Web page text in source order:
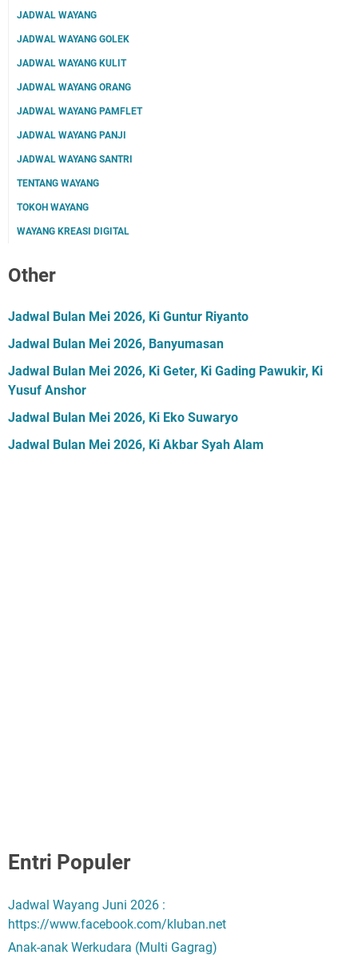
JADWAL WAYANG
JADWAL WAYANG GOLEK
JADWAL WAYANG KULIT
JADWAL WAYANG ORANG
JADWAL WAYANG PAMFLET
JADWAL WAYANG PANJI
JADWAL WAYANG SANTRI
TENTANG WAYANG
TOKOH WAYANG
WAYANG KREASI DIGITAL
Other
Jadwal Bulan Mei 2026, Ki Guntur Riyanto
Jadwal Bulan Mei 2026, Banyumasan
Jadwal Bulan Mei 2026, Ki Geter, Ki Gading Pawukir, Ki
Yusuf Anshor
Jadwal Bulan Mei 2026, Ki Eko Suwaryo
Jadwal Bulan Mei 2026, Ki Akbar Syah Alam
Entri Populer
Jadwal Wayang Juni 2026 :
https://www.facebook.com/kluban.net
Anak-anak Werkudara (Multi Gagrag)